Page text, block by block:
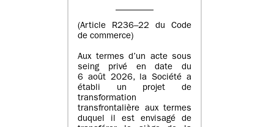
(Article R236–22 du Code
de commerce)
Aux termes d’un acte sous
seing privé en date du
6 août 2026, la Société a
établi un projet de
transformation
transfrontalière aux termes
duquel il est envisagé de